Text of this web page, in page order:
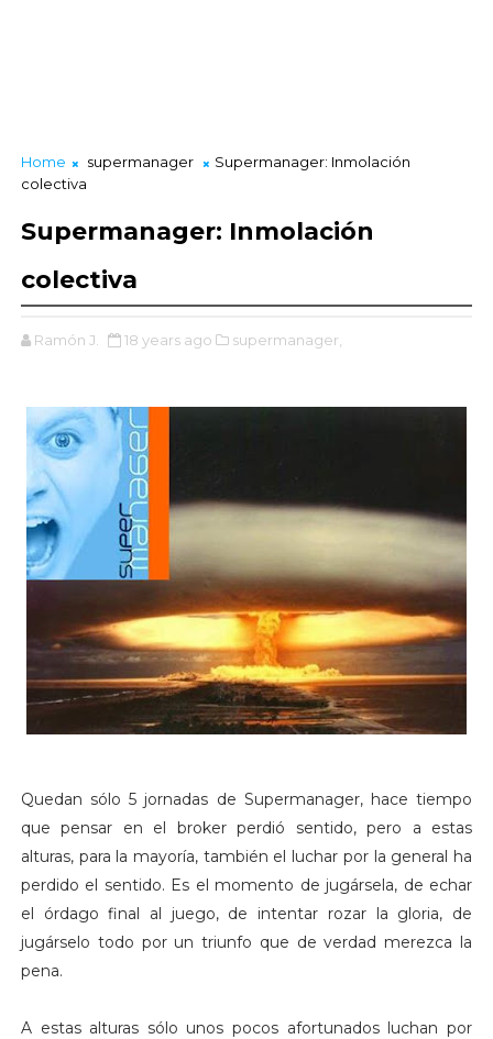
Home supermanager
Supermanager: Inmolación
colectiva
Supermanager: Inmolación
colectiva
Ramón J. 18 years ago supermanager,
Quedan sólo 5 jornadas de Supermanager, hace tiempo
que pensar en el broker perdió sentido, pero a estas
alturas, para la mayoría, también el luchar por la general ha
perdido el sentido. Es el momento de jugársela, de echar
el órdago final al juego, de intentar rozar la gloria, de
jugárselo todo por un triunfo que de verdad merezca la
pena.
A estas alturas sólo unos pocos afortunados luchan por